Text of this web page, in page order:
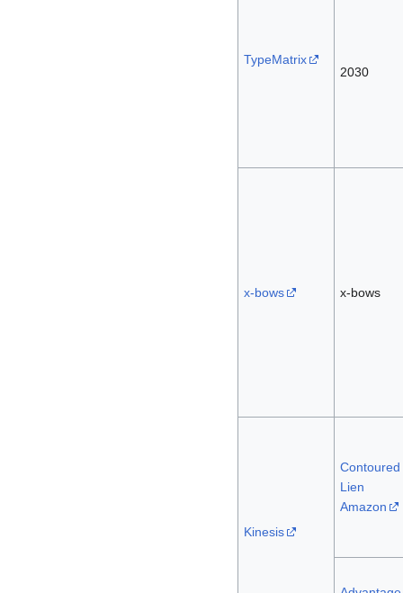
TypeMatrix
2030
x-bows x-bows
Kinesis
Contoured
Lien
Amazon